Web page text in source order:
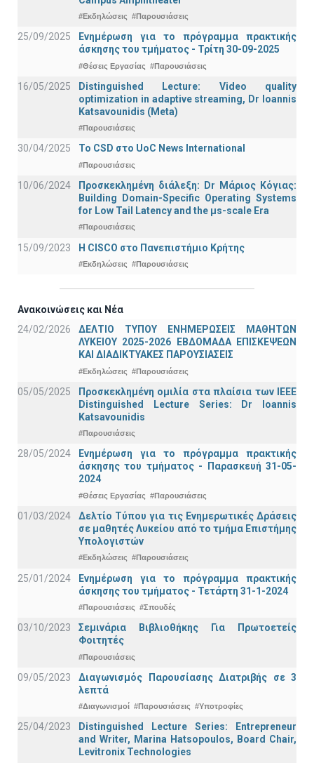
#Εκδηλώσεις #Παρουσιάσεις
25/09/2025
Ενημέρωση για το πρόγραμμα πρακτικής
άσκησης του τμήματος - Τρίτη 30-09-2025
#Θέσεις Εργασίας #Παρουσιάσεις
16/05/2025
Distinguished Lecture: Video quality
optimization in adaptive streaming, Dr Ioannis
Katsavounidis (Meta)
#Παρουσιάσεις
30/04/2025 To CSD στο UoC News International
#Παρουσιάσεις
10/06/2024
Προσκεκλημένη διάλεξη: Dr Μάριος Κόγιας:
Building Domain-Specific Operating Systems
for Low Tail Latency and the μs-scale Era
#Παρουσιάσεις
15/09/2023 Η CISCO στο Πανεπιστήμιο Κρήτης
#Εκδηλώσεις #Παρουσιάσεις
Ανακοινώσεις και Νέα
24/02/2026
ΔΕΛΤΙΟ ΤΥΠΟΥ ΕΝΗΜΕΡΩΣΕΙΣ ΜΑΘΗΤΩΝ
ΛΥΚΕΙΟΥ 2025-2026 ΕΒΔΟΜΑΔΑ ΕΠΙΣΚΕΨΕΩΝ
ΚΑΙ ΔΙΑΔΙΚΤΥΑΚΕΣ ΠΑΡΟΥΣΙΑΣΕΙΣ
#Εκδηλώσεις #Παρουσιάσεις
05/05/2025
Προσκεκλημένη ομιλία στα πλαίσια των IEEE
Distinguished Lecture Series: Dr Ioannis
Katsavounidis
#Παρουσιάσεις
28/05/2024
Ενημέρωση για το πρόγραμμα πρακτικής
άσκησης του τμήματος - Παρασκευή 31-05-
2024
#Θέσεις Εργασίας #Παρουσιάσεις
01/03/2024
Δελτίο Τύπου για τις Ενημερωτικές Δράσεις
σε μαθητές Λυκείου από το τμήμα Επιστήμης
Υπολογιστών
#Εκδηλώσεις #Παρουσιάσεις
25/01/2024
Ενημέρωση για το πρόγραμμα πρακτικής
άσκησης του τμήματος - Τετάρτη 31-1-2024
#Παρουσιάσεις #Σπουδές
03/10/2023
Σεμινάρια Βιβλιοθήκης Για Πρωτοετείς
Φοιτητές
#Παρουσιάσεις
09/05/2023
Διαγωνισμός Παρουσίασης Διατριβής σε 3
λεπτά
#Διαγωνισμοί #Παρουσιάσεις #Υποτροφίες
25/04/2023
Distinguished Lecture Series: Entrepreneur
and Writer, Marina Hatsopoulos, Board Chair,
Levitronix Technologies